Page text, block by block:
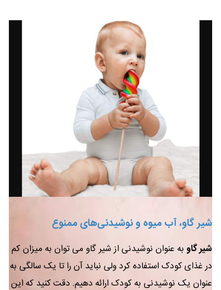
شیر گاو، آب میوه و نوشیدنی‌های ممنوع
شیر گاوبه عنوان نوشیدنی از شیر گاو می توان به میزان کم
در غذای کودک استفاده کرد ولی نباید آن را تا یک سالگی به
عنوان یک نوشیدنی به کودک ارائه دهیم. دقت کنید که این